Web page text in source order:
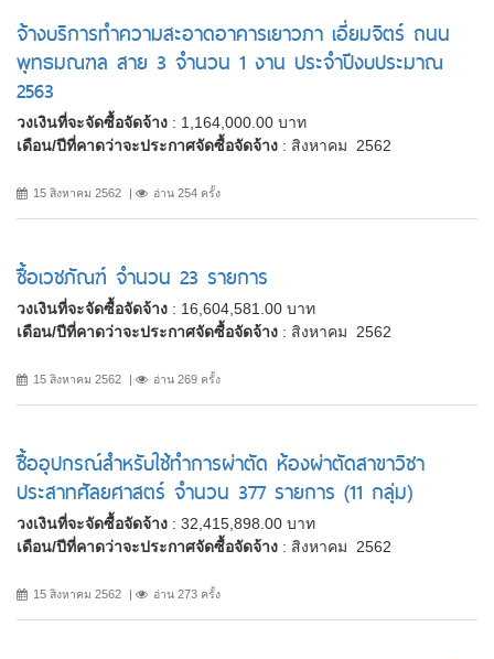
จ้างบริการทำความสะอาดอาคารเยาวภา เอี่ยมจิตร์ ถนน
พุทธมณฑล สาย 3 จำนวน 1 งาน ประจำปีงบประมาณ
2563
วงเงินที่จะจัดซื้อจัดจ้าง : 1,164,000.00 บาท
เดือน/ปีที่คาดว่าจะประกาศจัดซื้อจัดจ้าง : สิงหาคม 2562
15 สิงหาคม 2562 อ่าน 254 ครั้ง
ซื้อเวชภัณฑ์ จำนวน 23 รายการ
วงเงินที่จะจัดซื้อจัดจ้าง : 16,604,581.00 บาท
เดือน/ปีที่คาดว่าจะประกาศจัดซื้อจัดจ้าง : สิงหาคม 2562
15 สิงหาคม 2562 อ่าน 269 ครั้ง
ซื้ออุปกรณ์สำหรับใช้ทำการผ่าตัด ห้องผ่าตัดสาขาวิชา
ประสาทศัลยศาสตร์ จำนวน 377 รายการ (11 กลุ่ม)
วงเงินที่จะจัดซื้อจัดจ้าง : 32,415,898.00 บาท
เดือน/ปีที่คาดว่าจะประกาศจัดซื้อจัดจ้าง : สิงหาคม 2562
15 สิงหาคม 2562 อ่าน 273 ครั้ง